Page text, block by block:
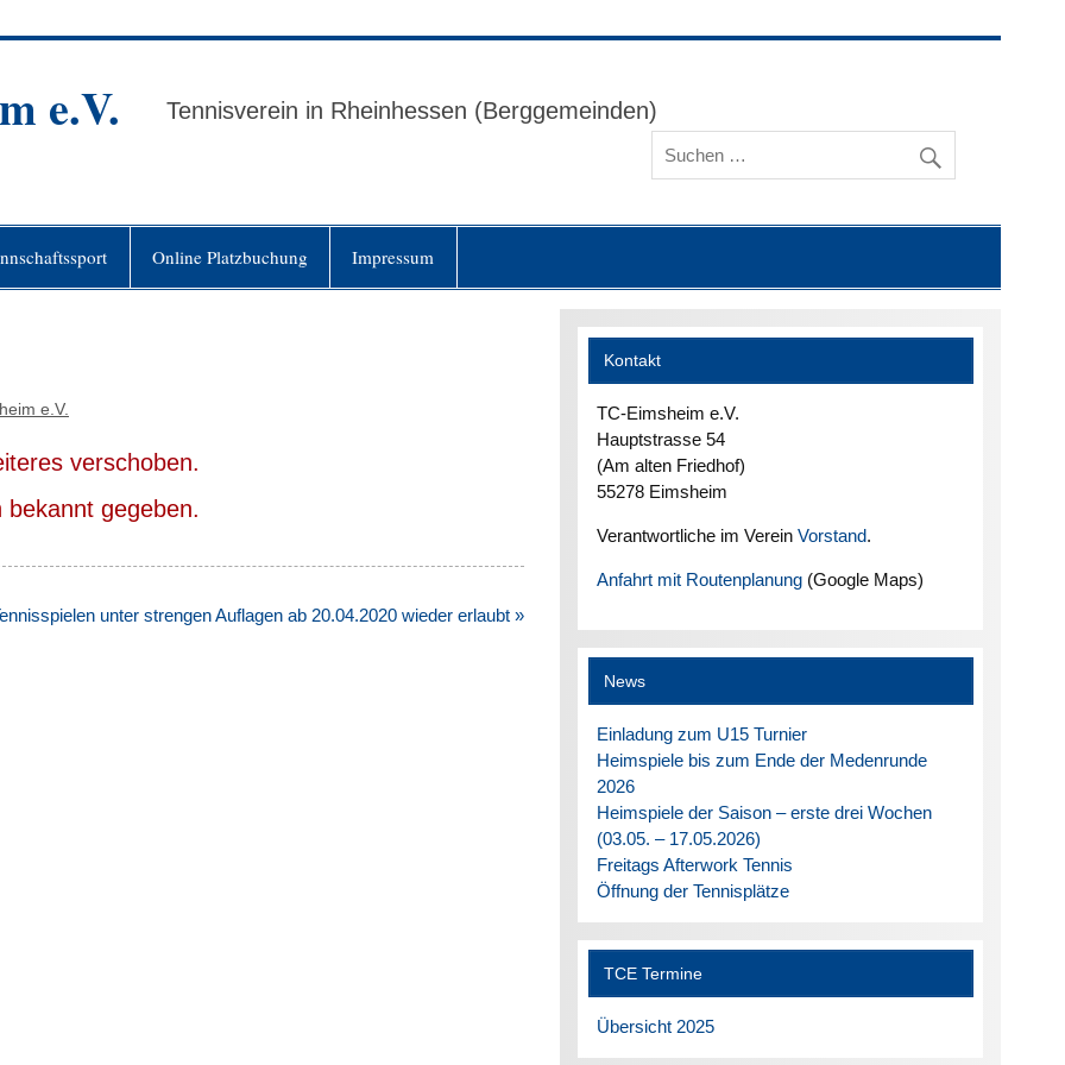
e.V. Tennisverein in Rheinhessen (Berggemeinden)
Online Platzbuchung Impressum
e.V.
verschoben.
bekannt gegeben.
unter strengen Auflagen ab 20.04.2020 wieder erlaubt »
Kontakt
TC-Eimsheim e.V.
Hauptstrasse 54
(Am alten Friedhof)
55278 Eimsheim
Verantwortliche im Verein Vorstand.
Anfahrt mit Routenplanung(Google Maps)
News
Einladung zum U15 Turnier
Heimspiele bis zum Ende der Medenrunde
2026
Heimspiele der Saison – erste drei Wochen
(03.05. – 17.05.2026)
Freitags Afterwork Tennis
Öffnung der Tennisplätze
TCE Termine
Übersicht 2025